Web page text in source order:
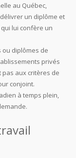
au Québec,
un diplôme et
lui confère un
ou diplômes de
privés
pas aux critères de
conjoint.
à temps plein,